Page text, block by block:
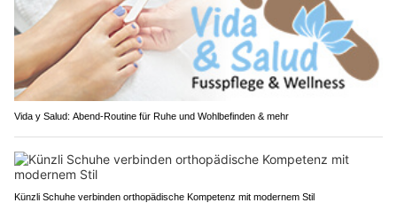
Vida y Salud: Abend-Routine für Ruhe und Wohlbefinden & mehr
Künzli Schuhe verbinden orthopädische Kompetenz mit modernem Stil